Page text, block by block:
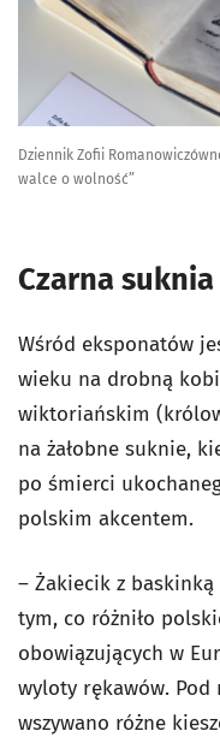
Dziennik Zofii
walce o wolność”
Czarna
Wśród eksponatów
wieku na drobną
wiktoriańskim
na żałobne suknie,
po śmierci
polskim akcentem.
– Żakiecik z
tym, co różniło
obowiązujących w
wyloty rękawów. Pod
wszywano różne